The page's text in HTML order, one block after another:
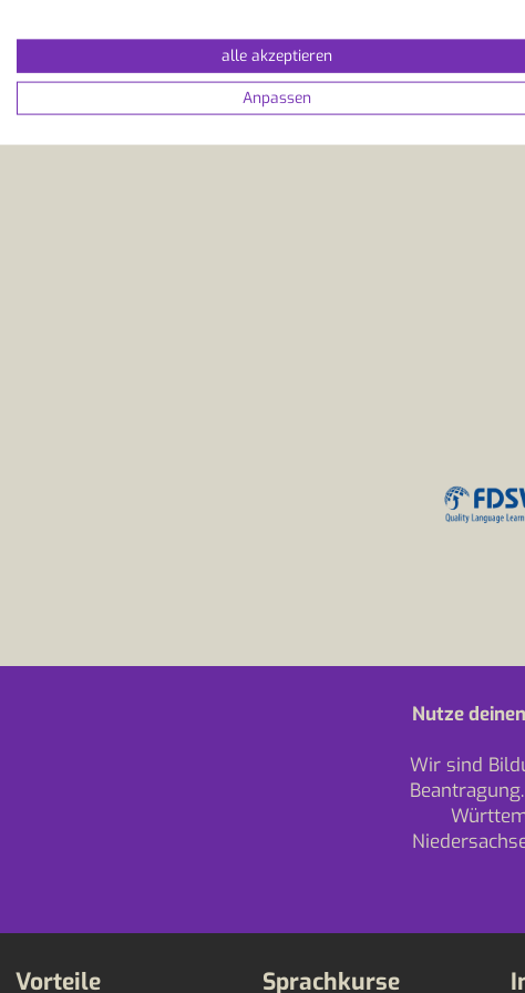
Extra-Tipp
Nutze
Wir sind
Vorteile Sprachkurse
alle akzeptieren
Anpassen